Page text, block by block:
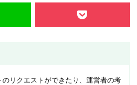
リクエストができたり、運営者の考